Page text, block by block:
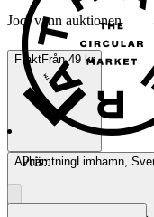
Joqi vann auktionen
FraktFrån 49 kr
AvhämtningLimhamn,
Pris:.